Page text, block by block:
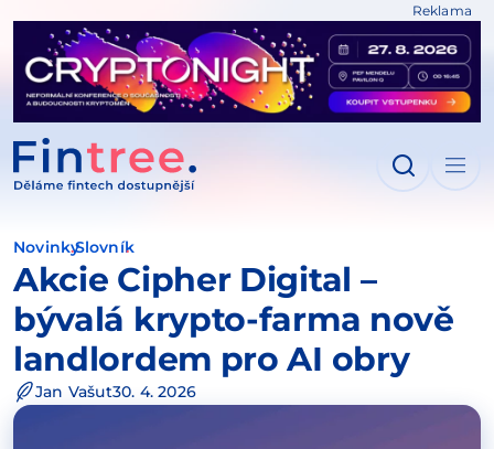
Reklama
NovinkySlovník
Akcie Cipher Digital –
bývalá krypto-farma nově
landlordem pro AI obry
Jan Vašut30. 4. 2026